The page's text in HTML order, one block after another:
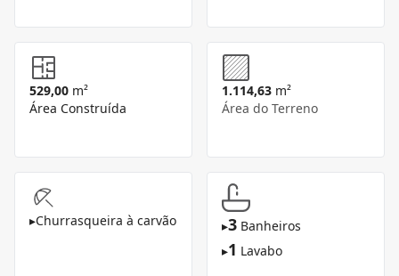
529,00 m²
Área Construída
1.114,63 m²
Área do Terreno
▸Churrasqueira à carvão ▸3 Banheiros
▸1 Lavabo